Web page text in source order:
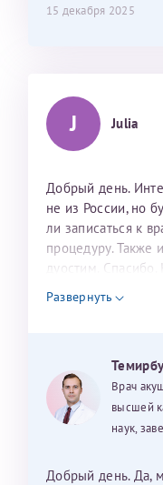
15 декабря 2025
J Julia
Добрый день.
не из России, но
ли записаться к
процедуру. Также
дуостим.
Развернуть
Врач
высшей
наук,
Добрый день. Да,